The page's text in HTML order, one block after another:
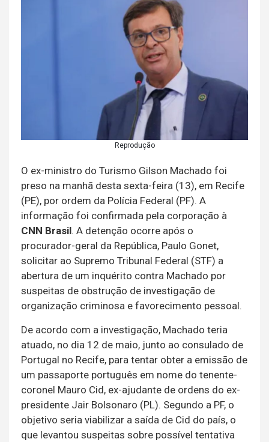
Reprodução
O ex-ministro do Turismo Gilson Machado foi
preso na manhã desta sexta-feira (13), em Recife
(PE), por ordem da Polícia Federal (PF). A
informação foi confirmada pela corporação à
CNN Brasil. A detenção ocorre após o
procurador-geral da República, Paulo Gonet,
solicitar ao Supremo Tribunal Federal (STF) a
abertura de um inquérito contra Machado por
suspeitas de obstrução de investigação de
organização criminosa e favorecimento pessoal.
De acordo com a investigação, Machado teria
atuado, no dia 12 de maio, junto ao consulado de
Portugal no Recife, para tentar obter a emissão de
um passaporte português em nome do tenente-
coronel Mauro Cid, ex-ajudante de ordens do ex-
presidente Jair Bolsonaro (PL). Segundo a PF, o
objetivo seria viabilizar a saída de Cid do país, o
que levantou suspeitas sobre possível tentativa